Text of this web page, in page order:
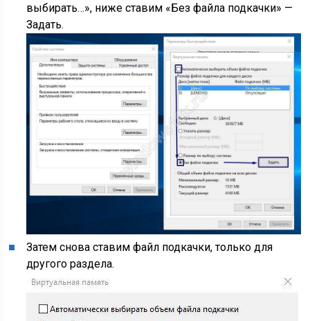
выбирать…», ниже ставим «Без файла подкачки» —
Задать.
Затем снова ставим файл подкачки, только для
другого раздела.